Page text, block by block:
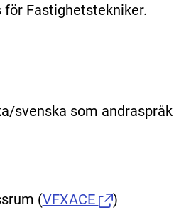
Fastighetstekniker.
svenska som andraspråk
(VFXACE )